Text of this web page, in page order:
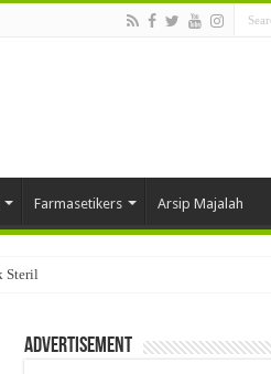
Farmasetikers Arsip Majalah
Advertisement